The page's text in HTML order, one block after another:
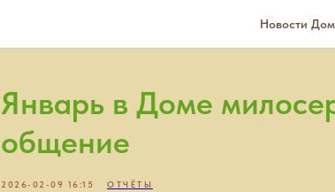
Новости
Январь в Доме
общение
2026-02-09 16:15 ОТЧЁТЫ